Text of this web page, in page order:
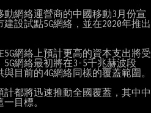
網絡運營商的中國移動3月份宣
設試點5G網絡，並在2020年推出
網絡上預計更高的資本支出將受
網絡最初將在3-5千兆赫波段
目前的4G網絡同樣的覆蓋範圍。
都將迅速推動全國覆蓋，其中中
目標。